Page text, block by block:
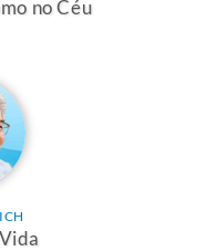
no Céu